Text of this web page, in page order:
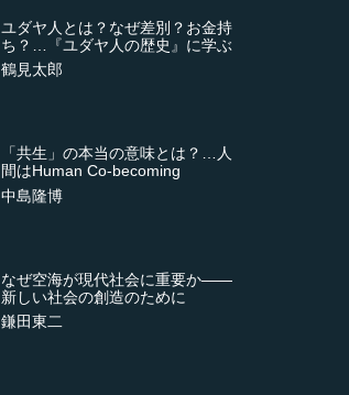
ユダヤ人とは？なぜ差別？お金持
ち？…『ユダヤ人の歴史』に学ぶ
鶴見太郎
「共生」の本当の意味とは？…人
間はHuman Co-becoming
中島隆博
なぜ空海が現代社会に重要か――
新しい社会の創造のために
鎌田東二